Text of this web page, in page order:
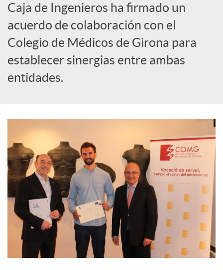
d
o
d
e
c
o
n
Caja de Ingenieros ha firmado un
acuerdo de colaboración con el
Colegio de Médicos de Girona para
establecer sinergias entre ambas
entidades.